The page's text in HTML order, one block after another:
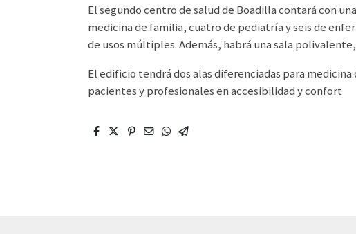
El segundo centro de salud de Boadilla contará con
medicina de familia, cuatro de pediatría y seis de
de usos múltiples. Además, habrá una sala
El edificio tendrá dos alas diferenciadas para
pacientes y profesionales en accesibilidad y confort